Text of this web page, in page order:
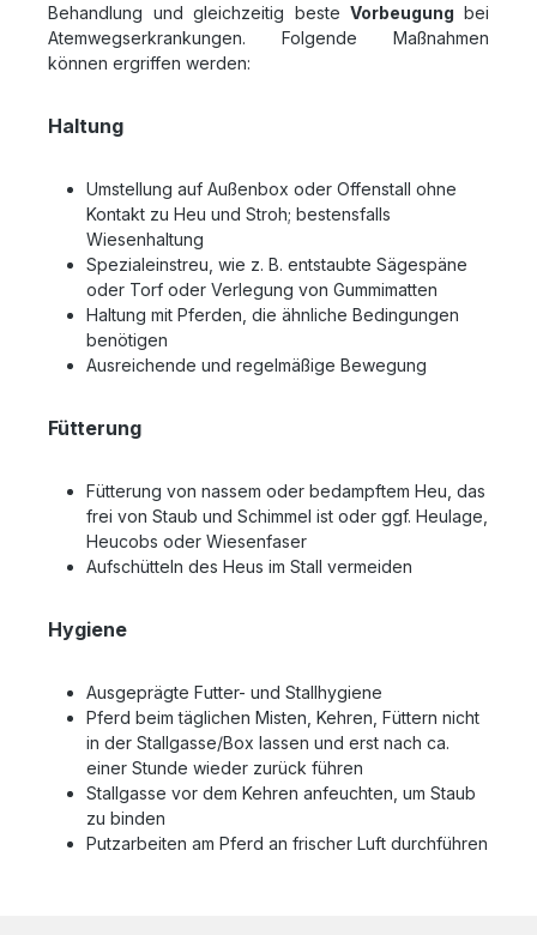
Behandlung und gleichzeitig besteVorbeugungbei
Atemwegserkrankungen. Folgende Maßnahmen
können ergriffen werden:
Haltung
Umstellung auf Außenbox oder Offenstall ohne
Kontakt zu Heu und Stroh; bestensfalls
Wiesenhaltung
Spezialeinstreu, wie z. B. entstaubte Sägespäne
oder Torf oder Verlegung von Gummimatten
Haltung mit Pferden, die ähnliche Bedingungen
benötigen
Ausreichende und regelmäßige Bewegung
Fütterung
Fütterung von nassem oder bedampftem Heu, das
frei von Staub und Schimmel ist oder ggf. Heulage,
Heucobs oder Wiesenfaser
Aufschütteln des Heus im Stall vermeiden
Hygiene
Ausgeprägte Futter- und Stallhygiene
Pferd beim täglichen Misten, Kehren, Füttern nicht
in der Stallgasse/Box lassen und erst nach ca.
einer Stunde wieder zurück führen
Stallgasse vor dem Kehren anfeuchten, um Staub
zu binden
Putzarbeiten am Pferd an frischer Luft durchführen